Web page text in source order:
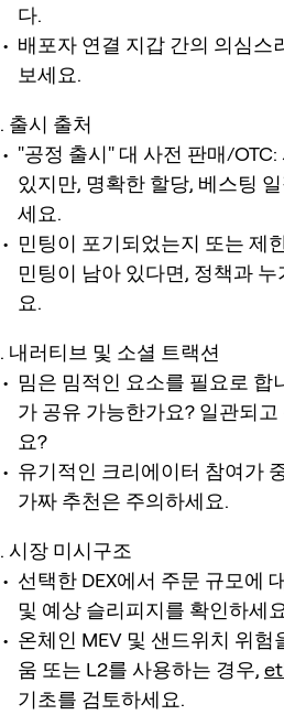
다.
배포자 연결 지갑 간의 의심스
보세요.
출시 출처
"공정 출시" 대 사전 판매/
있지만, 명확한 할당, 베스팅
세요.
민팅이 포기되었는지 또는 제
민팅이 남아 있다면, 정책과
요.
내러티브 및 소셜 트랙션
밈은 밈적인 요소를 필요로 합
가 공유 가능한가요? 일관되
요?
유기적인 크리에이터 참여가
가짜 추천은 주의하세요.
시장 미시구조
선택한 DEX에서 주문 규모에
및 예상 슬리피지를 확인하세
온체인 MEV 및 샌드위치 위험
움 또는 L2를 사용하는 경우,
기초를 검토하세요.